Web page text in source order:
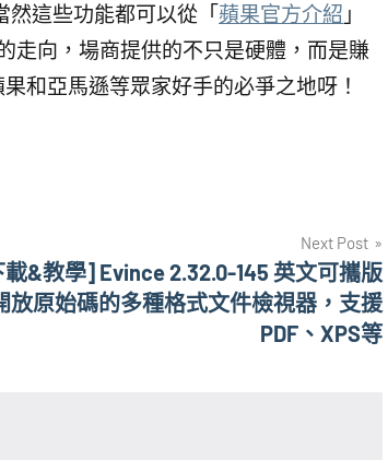
然這些功能都可以從「蘋果官方介紹 」
走向，場商提供的不只是硬體，而是賺
和亞馬遜等眾家好手的必爭之地呀！
Next Post
載&教學] Evince 2.32.0-145 英文可攜版
放原始碼的多種格式文件檢視器，支援
PDF、XPS等